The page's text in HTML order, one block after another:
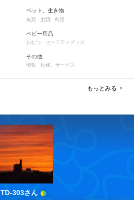
ペット、生き物
魚類 虫類 鳥類
ベビー用品
おむつ セーフティグッズ
その他
情報 役務、サービス
もっとみる
TD-303さん